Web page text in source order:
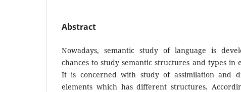
Abstract
Nowadays, semantic study of language is
chances to study semantic structures and types in
It is concerned with study of assimilation and
elements which has different structures.